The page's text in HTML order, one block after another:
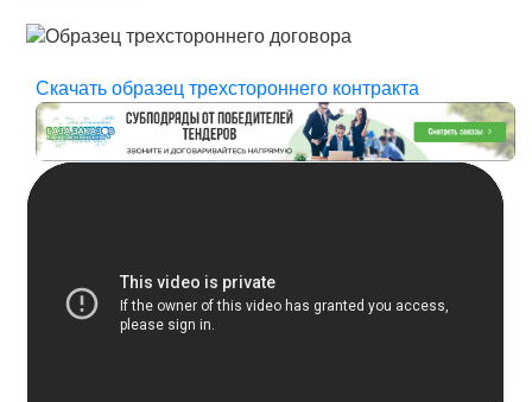
Скачать образец трехстороннего контракта